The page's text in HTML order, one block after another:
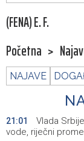
(FENA) E. F.
Početna >
NAJAVE
21:01
Vlada
vode, riječni